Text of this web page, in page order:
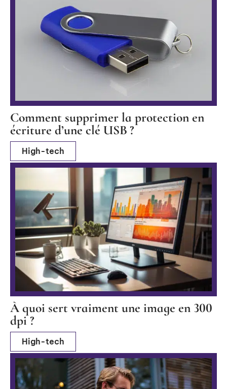
Comment supprimer la protection en
écriture d’une clé USB ?
High-tech
À quoi sert vraiment une image en 300
dpi ?
High-tech